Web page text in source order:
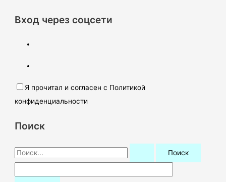
Вход через соцсети
Я прочитал и согласен с Политикой
конфиденциальности
Поиск
П
о
и